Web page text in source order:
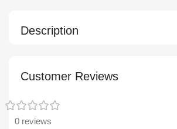
Description
Customer Reviews
0 reviews